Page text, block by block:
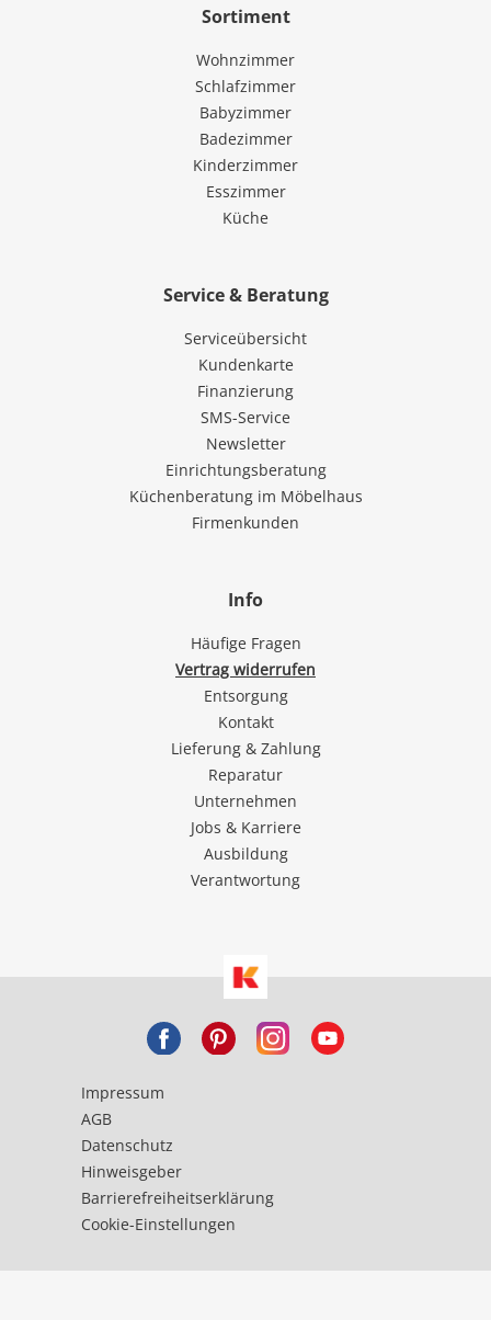
Sortiment
Wohnzimmer
Schlafzimmer
Babyzimmer
Badezimmer
Kinderzimmer
Esszimmer
Küche
Service & Beratung
Serviceübersicht
Kundenkarte
Finanzierung
SMS-Service
Newsletter
Einrichtungsberatung
Küchenberatung im Möbelhaus
Firmenkunden
Info
Häufige Fragen
Vertrag widerrufen
Entsorgung
Kontakt
Lieferung & Zahlung
Reparatur
Unternehmen
Jobs & Karriere
Ausbildung
Verantwortung
Impressum
AGB
Datenschutz
Hinweisgeber
Barrierefreiheitserklärung
Cookie-Einstellungen